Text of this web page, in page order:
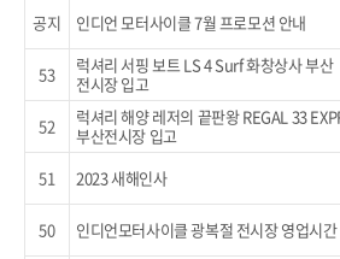
공지 인디언 모터사이클 7월 프로모션 안내
53
럭셔리 서핑 보트 LS 4 Surf 화창상사 부산
전시장 입고
52
럭셔리 해양 레저의 끝판왕 REGAL 33
부산전시장 입고
51
2023 새해인사
50
인디언모터사이클 광복절 전시장 영업시